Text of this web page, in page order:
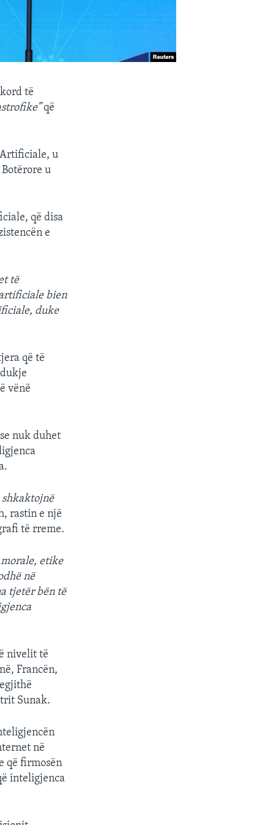
të
që
u
u
që disa
e
të
bien
duke
që të
vënë
nuk duhet
shkaktojnë
rastin e një
të rreme.
etike
në
tjetër bën të
nivelit të
Francën,
Sunak.
në
që firmosën
inteligjenca